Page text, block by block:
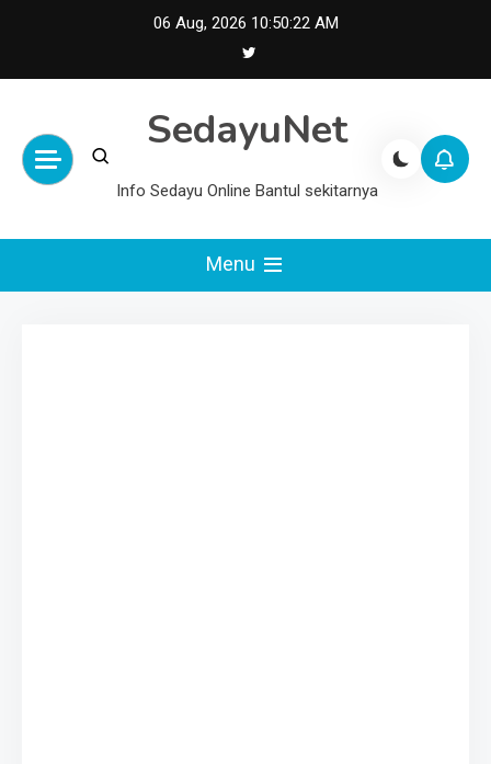
06 Aug, 2026 10:50:22 AM
SedayuNet
Info Sedayu Online Bantul sekitarnya
Menu